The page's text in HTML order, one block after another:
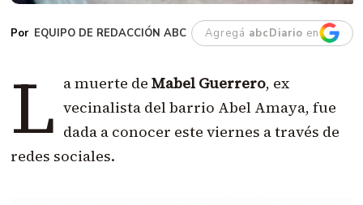
EQUIPO DE REDACCIÓN ABC Agregá abcDiario en
L a muerte de Mabel Guerrero, ex
vecinalista del barrio Abel Amaya, fue
dada a conocer este viernes a través de
redes sociales.